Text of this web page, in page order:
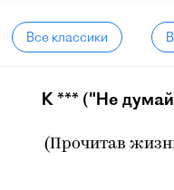
Все классики
К *** ("Не
(Прочитав